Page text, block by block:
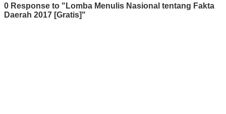
0 Response to "Lomba Menulis Nasional tentang Fakta
Daerah 2017 [Gratis]"